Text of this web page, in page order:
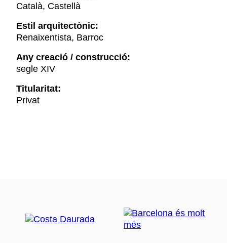
Català, Castellà
Estil arquitectònic:
Renaixentista, Barroc
Any creació / construcció:
segle XIV
Titularitat:
Privat